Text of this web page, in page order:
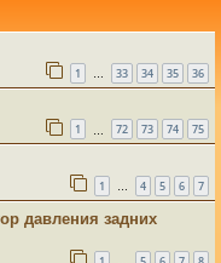
1 … 33 34 35 36
1 72 73 74 75
1 … 4 5 6 7
давления задних